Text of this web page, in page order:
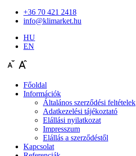
+36 70 421 2418
info@klimarket.hu
HU
EN
Főoldal
Információk
Általános szerződési feltételek
Adatkezelési tájékoztató
Elállási nyilatkozat
Impresszum
Elállás a szerződéstől
Kapcsolat